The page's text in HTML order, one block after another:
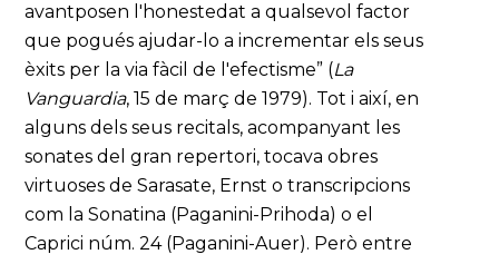
avantposen l'honestedat a qualsevol factor
que pogués ajudar-lo a incrementar els seus
èxits per la via fàcil de l'efectisme” (La
Vanguardia, 15 de març de 1979). Tot i així, en
alguns dels seus recitals, acompanyant les
sonates del gran repertori, tocava obres
virtuoses de Sarasate, Ernst o transcripcions
com la Sonatina (Paganini-Prihoda) o el
Caprici núm. 24 (Paganini-Auer). Però entre